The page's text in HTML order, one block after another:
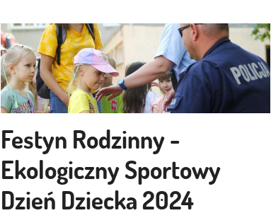
Festyn Rodzinny -
Ekologiczny Sportowy
Dzień Dziecka 2024